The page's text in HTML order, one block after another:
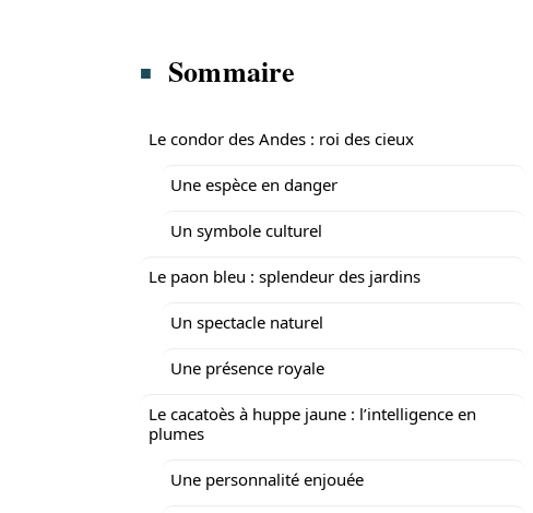
Sommaire
Le condor des Andes : roi des cieux
Une espèce en danger
Un symbole culturel
Le paon bleu : splendeur des jardins
Un spectacle naturel
Une présence royale
Le cacatoès à huppe jaune : l’intelligence en
plumes
Une personnalité enjouée